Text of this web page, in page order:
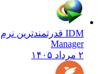
IDM قدرتمندترین نرم افزار دانلود
Manager
۲ مرداد ۱۴۰۵